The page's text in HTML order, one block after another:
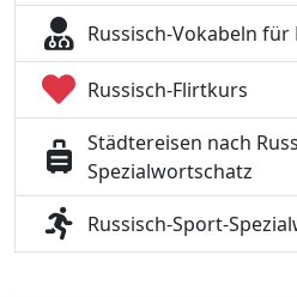
Russisch-Vokabeln
Russisch-Flirtkurs
Städtereisen nach
Spezialwortschatz
Russisch-Sport-